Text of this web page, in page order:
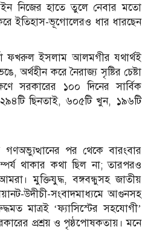
নিজের হাতে তুলে নেবার মতো
ইতিহাস-ভূগোলেরও ধার ধারছেন
ফখরুল ইসলাম আলমগীর যথার্থই
অর্থহীন করে নৈরাজ্য সৃষ্টির চেষ্টা
সরকারের ১০০ দিনের সার্বিক
২৯৪টি ছিনতাই, ৬০৫টি খুন, ১৯৬টি
গণঅভ্যুত্থানের পর থেকে বারংবার
থাকার কথা ছিল না; তারপরও
মুক্তিযুদ্ধ, বঙ্গবন্ধুসহ জাতীয়
উদীচী-সংবাদমাধ্যমে আগুনসহ
মাত্রই ‘ফ্যাসিস্টের সহযোগী’
প্রশ্রয় ও পৃষ্ঠপোষকতায়। মনে